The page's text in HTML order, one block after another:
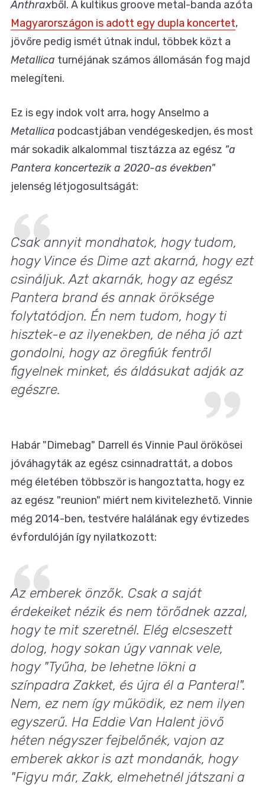
Anthraxből. A kultikus groove metal-banda azóta
Magyarországon is adott egy dupla koncertet,
jövőre pedig ismét útnak indul, többek közt a
Metallica turnéjának számos állomásán fog majd
melegíteni.
Ez is egy indok volt arra, hogy Anselmo a
Metallica podcastjában vendégeskedjen, és most
már sokadik alkalommal tisztázza az egész "a
Pantera koncertezik a 2020-as években"
jelenség létjogosultságát:
Csak annyit mondhatok, hogy tudom,
hogy Vince és Dime azt akarná, hogy ezt
csináljuk. Azt akarnák, hogy az egész
Pantera brand és annak öröksége
folytatódjon. Én nem tudom, hogy ti
hisztek-e az ilyenekben, de néha jó azt
gondolni, hogy az öregfiúk fentről
figyelnek minket, és áldásukat adják az
egészre.
Habár "Dimebag" Darrell és Vinnie Paul örökösei
jóváhagyták az egész csinnadrattát, a dobos
még életében többször is hangoztatta, hogy ez
az egész "reunion" miért nem kivitelezhető. Vinnie
még 2014-ben, testvére halálának egy évtizedes
évfordulóján így nyilatkozott:
Az emberek önzők. Csak a saját
érdekeiket nézik és nem törődnek azzal,
hogy te mit szeretnél. Elég elcseszett
dolog, hogy sokan úgy vannak vele,
hogy "Tyűha, be lehetne lökni a
színpadra Zakket, és újra él a Pantera!".
Nem, ez nem így működik, ez nem ilyen
egyszerű. Ha Eddie Van Halent jövő
héten négyszer fejbelőnék, vajon az
emberek akkor is azt mondanák, hogy
"Figyu már, Zakk, elmehetnél játszani a